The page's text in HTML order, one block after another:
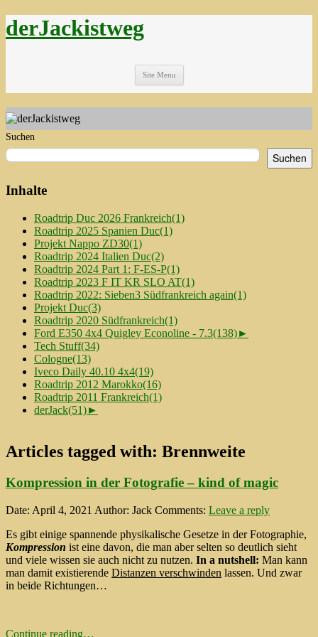
derJackistweg
Site Menu
Suchen
Suchen
Inhalte
Roadtrip Duc 2026 Frankreich(1)
Roadtrip 2025 Spanien Duc(1)
Projekt Nappo ZD30(1)
Roadtrip 2024 Italien Duc(2)
Roadtrip 2024 Part 1: F-ES-P(1)
Roadtrip 2023 F IT KR SLO AT(1)
Roadtrip 2022: Sieben3 Südfrankreich again(1)
Projekt Duc(3)
Roadtrip 2020 Südfrankreich(1)
Ford E350 4x4 Quigley Econoline - 7.3(138)►
Tech Stuff(34)
Cologne(13)
Iveco Daily 40.10 4x4(19)
Roadtrip 2012 Marokko(16)
Roadtrip 2011 Frankreich(1)
derJack(51)►
Articles tagged with: Brennweite
Kompression in der Fotografie – kind of magic
Date: April 4, 2021 Author: Jack Comments: Leave a reply
Es gibt einige spannende physikalische Gesetze in der Fotographie,
Kompression ist eine davon, die man aber selten so deutlich sieht
und viele wissen sie auch nicht zu nutzen. In a nutshell: Man kann
man damit existierende Distanzen verschwinden lassen. Und zwar
in beide Richtungen…
Continue reading…